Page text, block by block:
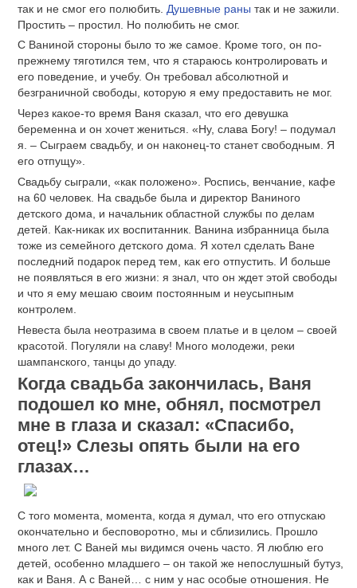
так и не смог его полюбить. Душевные раны так и не зажили.
Простить – простил. Но полюбить не смог.
С Ваниной стороны было то же самое. Кроме того, он по-
прежнему тяготился тем, что я стараюсь контролировать и
его поведение, и учебу. Он требовал абсолютной и
безграничной свободы, которую я ему предоставить не мог.
Через какое-то время Ваня сказал, что его девушка
беременна и он хочет жениться. «Ну, слава Богу! – подумал
я. – Сыграем свадьбу, и он наконец-то станет свободным. Я
его отпущу».
Свадьбу сыграли, «как положено». Роспись, венчание, кафе
на 60 человек. На свадьбе была и директор Ваниного
детского дома, и начальник областной службы по делам
детей. Как-никак их воспитанник. Ванина избранница была
тоже из семейного детского дома. Я хотел сделать Ване
последний подарок перед тем, как его отпустить. И больше
не появляться в его жизни: я знал, что он ждет этой свободы
и что я ему мешаю своим постоянным и неусыпным
контролем.
Невеста была неотразима в своем платье и в целом – своей
красотой. Погуляли на славу! Много молодежи, реки
шампанского, танцы до упаду.
Когда свадьба закончилась, Ваня
подошел ко мне, обнял, посмотрел
мне в глаза и сказал: «Спасибо,
отец!» Слезы опять были на его
глазах…
С того момента, момента, когда я думал, что его отпускаю
окончательно и бесповоротно, мы и сблизились. Прошло
много лет. С Ваней мы видимся очень часто. Я люблю его
детей, особенно младшего – он такой же непослушный бутуз,
как и Ваня. А с Ваней… с ним у нас особые отношения. Не